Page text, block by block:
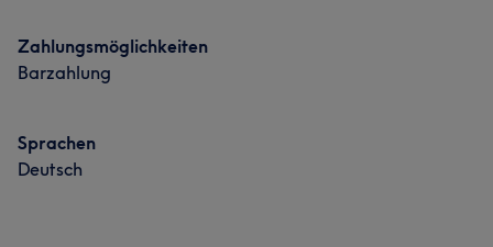
Zahlungsmöglichkeiten
Barzahlung
Sprachen
Deutsch